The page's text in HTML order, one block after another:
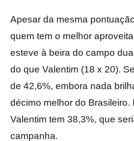
Apesar da mesma
quem tem o melhor
esteve à beira do campo
do que Valentim (18 x 20).
de 42,6%, embora nada
décimo melhor do Brasileiro.
Valentim tem 38,3%, que
campanha.